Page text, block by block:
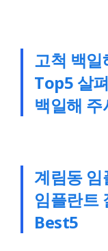
고척 백일
Top5 살
백일해 주
계림동
임플란트
Best5